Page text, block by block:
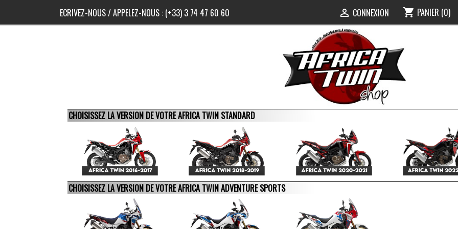
ECRIVEZ-NOUS/ APPELEZ-NOUS : (+33) 3 74 47 60 60  CONNEXION shopping_cart PANIER (0)
CHOISISSEZ LA VERSION DE VOTRE AFRICA TWIN STANDARD
CHOISISSEZ LA VERSION DE VOTRE AFRICA TWIN ADVENTURE SPORTS